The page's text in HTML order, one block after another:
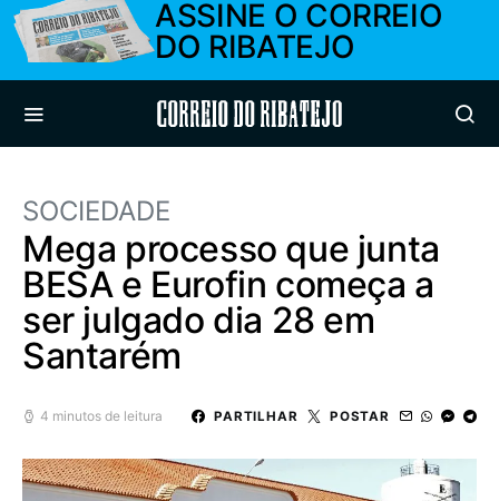
ASSINE O CORREIO
DO RIBATEJO
Correio do Ribatejo
SOCIEDADE
Mega processo que junta
BESA e Eurofin começa a
ser julgado dia 28 em
Santarém
4 minutos de leitura PARTILHAR POSTAR